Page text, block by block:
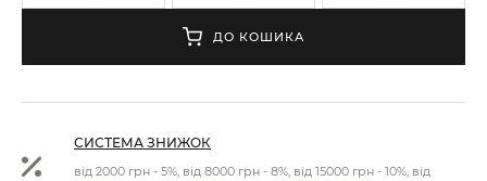
ДО КОШИКА
СИСТЕМА ЗНИЖОК
від 2000 грн - 5%, від 8000 грн - 8%, від 15000 грн - 10%, від